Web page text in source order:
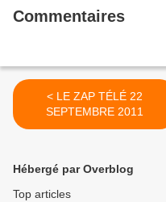
Commentaires
< LE ZAP TÉLÉ 22
SEPTEMBRE 2011
Hébergé par Overblog
Top articles